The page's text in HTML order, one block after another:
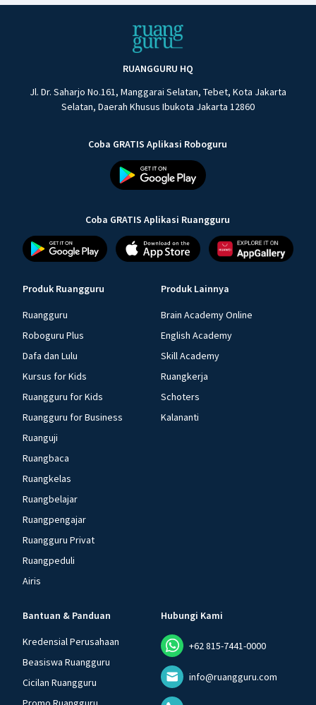
RUANGGURU HQ
Jl. Dr. Saharjo No.161, Manggarai Selatan, Tebet, Kota Jakarta
Selatan, Daerah Khusus Ibukota Jakarta 12860
Coba GRATIS Aplikasi Roboguru
Coba GRATIS Aplikasi Ruangguru
Produk Ruangguru
Ruangguru
Roboguru Plus
Dafa dan Lulu
Kursus for Kids
Ruangguru for Kids
Ruangguru for Business
Ruanguji
Ruangbaca
Ruangkelas
Ruangbelajar
Ruangpengajar
Ruangguru Privat
Ruangpeduli
Airis
Produk Lainnya
Brain Academy Online
English Academy
Skill Academy
Ruangkerja
Schoters
Kalananti
Bantuan & Panduan
Kredensial Perusahaan
Beasiswa Ruangguru
Cicilan Ruangguru
Hubungi Kami
+62 815-7441-0000
info@ruangguru.com